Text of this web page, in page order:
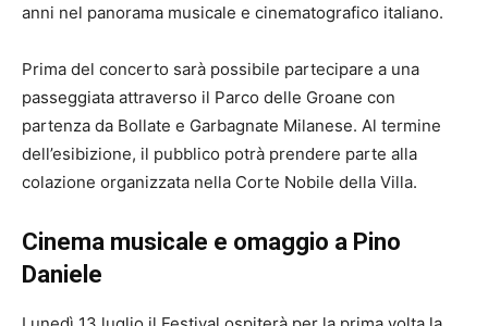
anni nel panorama musicale e cinematografico italiano.
Prima del concerto sarà possibile partecipare a una
passeggiata attraverso il Parco delle Groane con
partenza da Bollate e Garbagnate Milanese. Al termine
dell’esibizione, il pubblico potrà prendere parte alla
colazione organizzata nella Corte Nobile della Villa.
Cinema musicale e omaggio a Pino
Daniele